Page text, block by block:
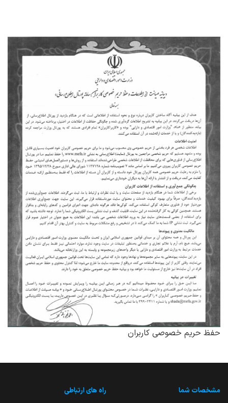
حفظ حریم خصوصی کاربران
مشخصات شما راه های ارتباطی